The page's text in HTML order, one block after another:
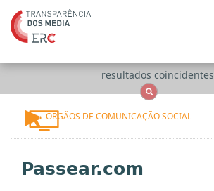
resultados coincidentes
ÓRGÃOS DE COMUNICAÇÃO SOCIAL
Passear.com